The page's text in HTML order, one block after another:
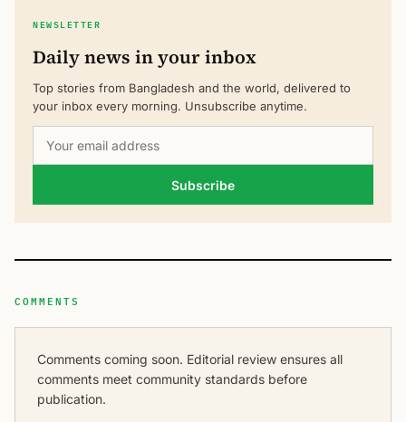
NEWSLETTER
Daily news in your inbox
Top stories from Bangladesh and the world, delivered to
your inbox every morning. Unsubscribe anytime.
Subscribe
COMMENTS
Comments coming soon. Editorial review ensures all
comments meet community standards before
publication.